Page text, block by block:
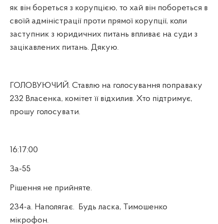
як він бореться з корупцією, то хай він побореться в
своїй адміністрації проти прямої корупції, коли
заступник з юридичних питань впливає на суди з
зацікавлених питань. Дякую.
ГОЛОВУЮЧИЙ. Ставлю на голосування поправаку
232 Власенка, комітет її відхилив. Хто підтримує,
прошу голосувати.
16:17:00
За-55
Рішення не прийняте.
234-а. Наполягає.
Будь ласка, Тимошенко
мікрофон.